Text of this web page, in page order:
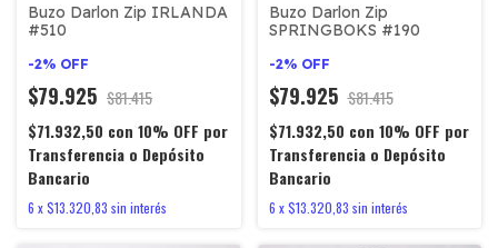
Buzo Darlon Zip IRLANDA
#510
-2% OFF
$79.925 $81.415
$71.932,50 con 10% OFF por
Transferencia o Depósito
Bancario
6 x$13.320,83 sin interés
Buzo Darlon Zip
SPRINGBOKS #190
-2% OFF
$79.925 $81.415
$71.932,50 con 10% OFF por
Transferencia o Depósito
Bancario
6 x$13.320,83 sin interés